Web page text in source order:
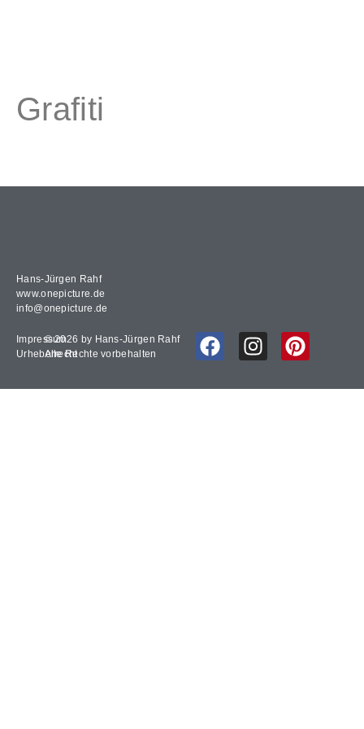
Grafiti
Hans-Jürgen Rahf
www.onepicture.de
info@onepicture.de
Impressum
Urheberrecht
© 2026 by Hans-Jürgen Rahf
Alle Rechte vorbehalten